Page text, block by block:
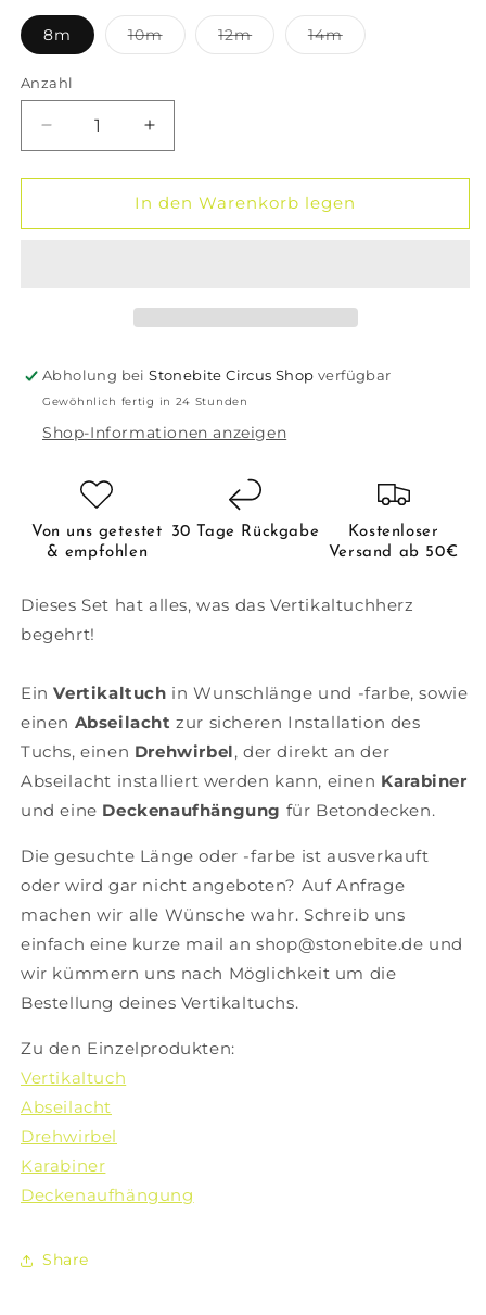
8m 10mVariante
ausverkauft
12mVariante
ausverkauft
14mVariante
ausverkauft
Anzahl
Verringere
die
Menge
Vertikaltuch
Erhöhe
die
Menge
für
Vertikaltuch
In den Warenkorb legen
Abholung beiStonebite Circus Shop verfügbar
Gewöhnlich fertig in 24 Stunden
Shop-Informationen anzeigen
Von uns getestet
& empfohlen
30 Tage Rückgabe
Kostenloser
Versand ab 50€
Dieses Set hat alles, was das Vertikaltuchherz
begehrt!
EinVertikaltuch in Wunschlänge und -farbe, sowie
einen Abseilacht zur sicheren Installation des
Tuchs, einen Drehwirbel, der direkt an der
Abseilacht installiert werden kann, einen Karabiner
und eine Deckenaufhängung für Betondecken.
Die gesuchte Länge oder -farbe ist ausverkauft
oder wird gar nicht angeboten? Auf Anfrage
machen wir alle Wünsche wahr. Schreib uns
einfach eine kurze mail an shop@stonebite.de und
wir kümmern uns nach Möglichkeit um die
Bestellung deines Vertikaltuchs.
Zu den Einzelprodukten:
Vertikaltuch
Abseilacht
Drehwirbel
Karabiner
Deckenaufhängung
Share